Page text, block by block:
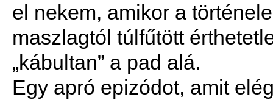
el nekem, amikor a
maszlagtól túlfűtött
„kábultan” a pad alá.
Egy apró epizódot, amit